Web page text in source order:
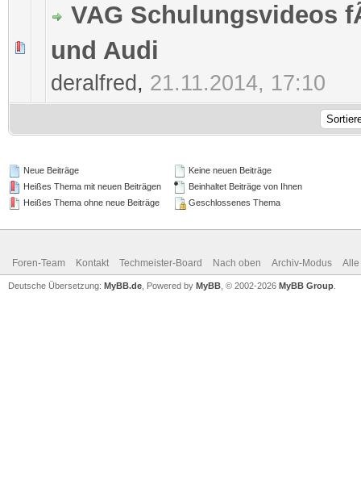
VAG Schulungsvideos
und Audi
deralfred , 21.11.2014, 17:10
0 Bewertung(en) - 0 von 5 durchschnittlich
Neue Beiträge
Heißes Thema mit neuen Beiträgen
Heißes Thema ohne neue Beiträge
Keine neuen Beiträge
Beinhaltet Beiträge von Ihnen
Geschlossenes Thema
Foren-Team Kontakt Techmeister-Board Nach oben Archiv-Modus Alle
Deutsche Übersetzung: MyBB.de , Powered by MyBB , © 2002-2026 MyBB Group